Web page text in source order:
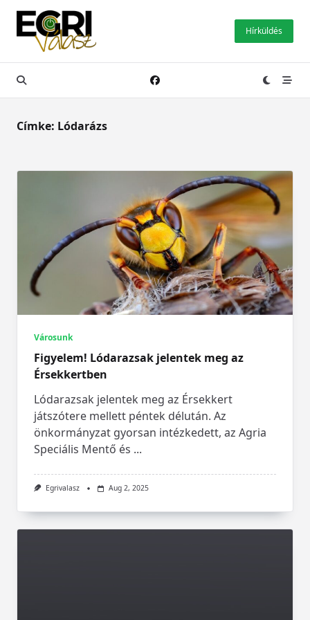
Skip
content
Hírküldés
Címke: Lódarázs
Városunk
Figyelem! Lódarazsak jelentek meg az
Érsekkertben
Lódarazsak jelentek meg az Érsekkert
játszótere mellett péntek délután. Az
önkormányzat gyorsan intézkedett, az Agria
Speciális Mentő és ...
Egrivalasz Aug 2, 2025